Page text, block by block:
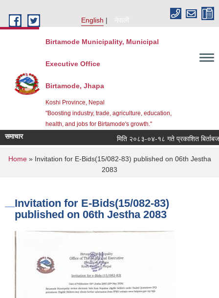
English
नेपाली
Birtamode Municipality, Municipal
Executive Office
Birtamode, Jhapa
Koshi Province, Nepal
"Boosting industry, trade, agriculture, education,
health, and jobs for Birtamode's growth."
समाचार मिति २०८३-०४-१८ गते प्रकाशित
You are here
Home» Invitation for E-Bids(15/082-83) published on 06th Jestha
2083
Invitation for E-Bids(15/082-83)
published on 06th Jestha 2083